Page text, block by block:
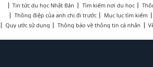
Tin tức du học Nhật Bản Tìm kiếm nơi du học
Thông điệp của anh chị đi trước
Mục lục tìm kiếm
Quy ước sử dụng
Thông báo về thông tin cá nhân